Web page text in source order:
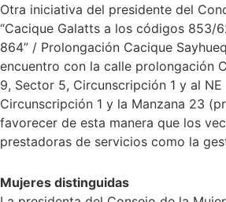
Otra iniciativa del presidente del
“Cacique Galatts a los códigos 853/
864” / Prolongación Cacique
encuentro con la calle prolongación
9, Sector 5, Circunscripción 1 y al
Circunscripción 1 y la Manzana 23
favorecer de esta manera que los
prestadoras de servicios como la
Mujeres distinguidas